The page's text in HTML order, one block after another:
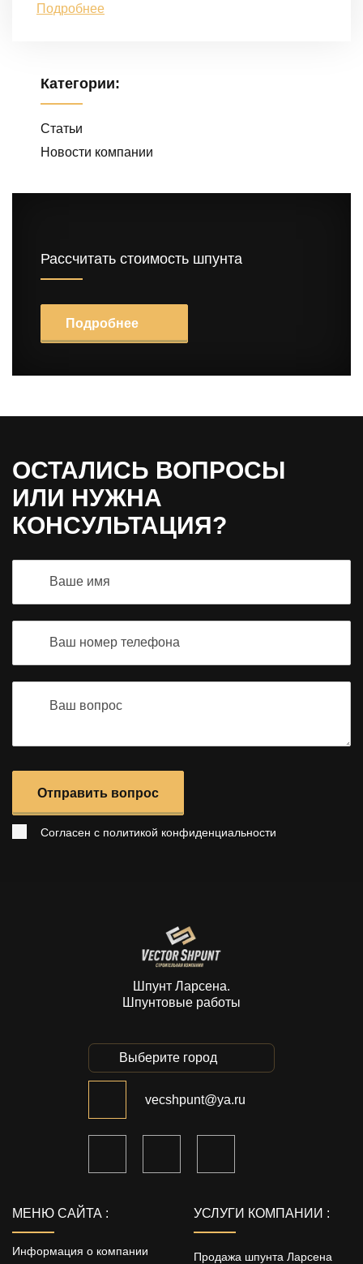
Подробнее
Категории:
Статьи
Новости компании
Рассчитать стоимость шпунта
Подробнее
ОСТАЛИСЬ ВОПРОСЫ
ИЛИ НУЖНА
КОНСУЛЬТАЦИЯ?
Отправить вопрос
Согласен с политикой конфиденциальности
Шпунт Ларсена.
Шпунтовые работы
Выберите город
vecshpunt@ya.ru
МЕНЮ САЙТА :
Информация о компании
УСЛУГИ КОМПАНИИ :
Продажа шпунта Ларсена